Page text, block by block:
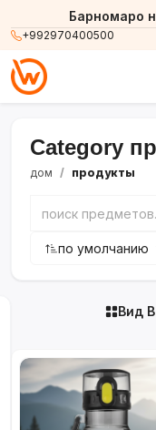
+992970400500
Барномаро
Category
дом продукты
по умолчанию
Вид